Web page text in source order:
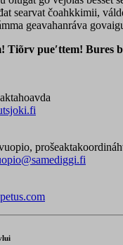
searvat čoahkkimii,
geavahanráva
Tiõrv pueʹttem! Bures